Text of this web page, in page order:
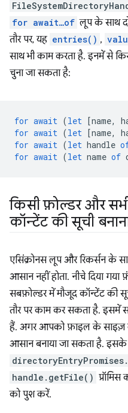
for await…of लूप के साथ
तौर पर, यह entries() ,
साथ भी काम करता है. इनमें से
चुना जा सकता है:
for await (let [name,
for await (let [name,
for await (let handle
for await (let name of
किसी फ़ोल्डर और
कॉन्टेंट की सूची
एसिंक्रोनस लूप और रिकर्सन के
आसान नहीं होता. नीचे दिया
सबफ़ोल्डर में मौजूद कॉन्टेंट की
तौर पर काम कर सकता है. इसमें
हैं. अगर आपको फ़ाइल के साइज़
आसान बनाया जा सकता है. इसके
handle.getFile()
को पुश करें.